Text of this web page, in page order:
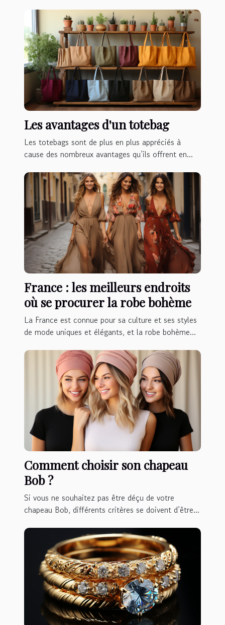
Les avantages d'un totebag
Les totebags sont de plus en plus appréciés à
cause des nombreux avantages qu’ils offrent en...
France : les meilleurs endroits
où se procurer la robe bohème
La France est connue pour sa culture et ses styles
de mode uniques et élégants, et la robe bohème...
Comment choisir son chapeau
Bob ?
Si vous ne souhaitez pas être déçu de votre
chapeau Bob, différents critères se doivent d’être...